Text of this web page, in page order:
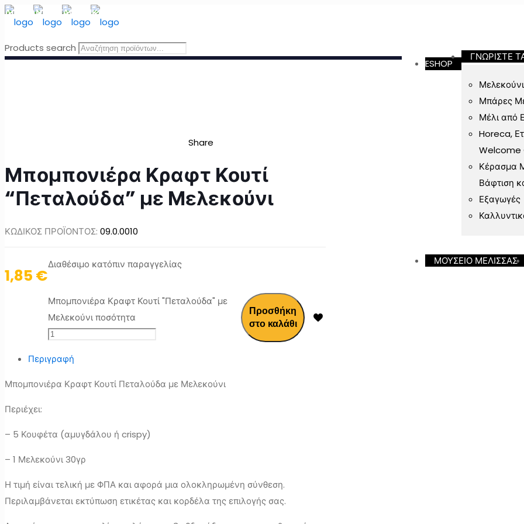
ΔΩΡΕΑΝ ΜΕΤΑΦΟΡΙΚΑ
ESHOP
ΓΝΩΡΙΣΤΕ
Μπάρες
Μέλι από
Horeca,
Welcome
Κέρασμα
Βάφτιση
Εξαγωγές
ΜΟΥΣΕΙΟ ΜΕΛΙΣΣΑΣ
Products search
Share
Μπομπονιέρα Κραφτ Κουτί
“Πεταλούδα” με Μελεκούνι
ΚΩΔΙΚΟΣ ΠΡΟΪΟΝΤΟΣ: 09.0.0010
1,85 €
Διαθέσιμο κατόπιν παραγγελίας
Μπομπονιέρα Κραφτ Κουτί "Πεταλούδα" με
Μελεκούνι ποσότητα
Προσθήκη
στο καλάθι
Περιγραφή
Μπομπονιέρα Κραφτ Κουτί Πεταλούδα με Μελεκούνι
Περιέχει:
– 5 Κουφέτα (αμυγδάλου ή crispy)
– 1 Μελεκούνι 30γρ
Η τιμή είναι τελική με ΦΠΑ και αφορά μια ολοκληρωμένη σύνθεση.
Περιλαμβάνεται εκτύπωση ετικέτας και κορδέλα της επιλογής σας.